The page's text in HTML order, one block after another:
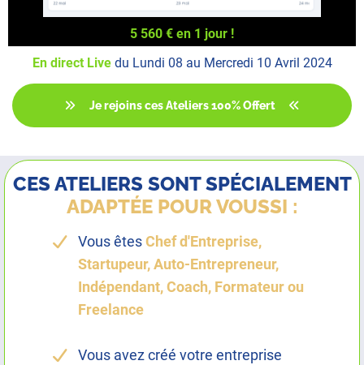
5 560 € en 1 jour !
En direct Live du Lundi 08 au Mercredi 10 Avril 2024
Je rejoins ces Ateliers 100% Offert
CES ATELIERS SONT SPÉCIALEMENT
ADAPTÉE POUR VOUSSI :
Vous êtesChef d'Entreprise,
Startupeur, Auto-Entrepreneur,
Indépendant, Coach, Formateur ou
Freelance
Vous avez créé votre entreprise